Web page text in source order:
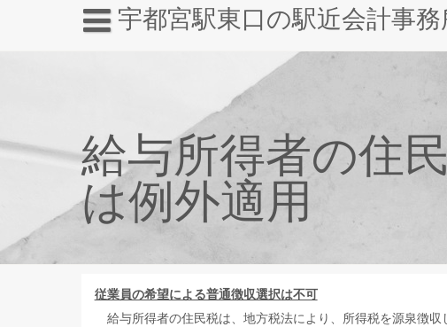
宇都宮駅東口の駅近会計事務
給与所得者の住
は例外適用
従業員の希望による普通徴収選択は不可
給与所得者の住民税は、地方税法により、所得税を源泉徴